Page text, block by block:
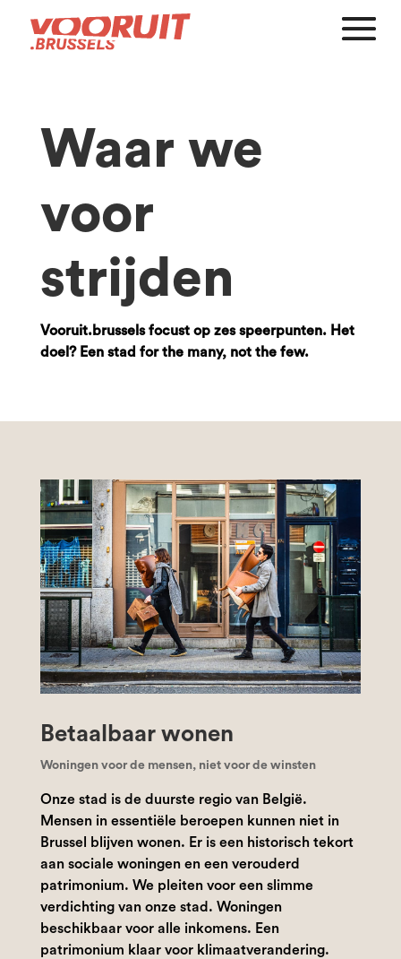
Waar we
voor
strijden
Vooruit.brussels focust op zes speerpunten. Het
doel? Een stad for the many, not the few.
Betaalbaar wonen
Woningen voor de mensen, niet voor de winsten
Onze stad is de duurste regio van België.
Mensen in essentiële beroepen kunnen niet in
Brussel blijven wonen. Er is een historisch tekort
aan sociale woningen en een verouderd
patrimonium. We pleiten voor een slimme
verdichting van onze stad. Woningen
beschikbaar voor alle inkomens. Een
patrimonium klaar voor klimaatverandering.